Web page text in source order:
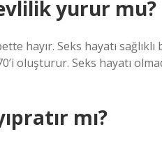
yurur mu?
hayır. Seks hayatı
oluşturur. Seks hayatı
mı?